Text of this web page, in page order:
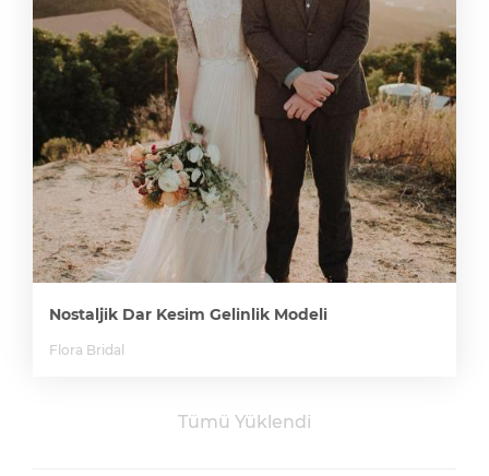
Nostaljik Dar Kesim Gelinlik Modeli
Flora Bridal
Tümü Yüklendi